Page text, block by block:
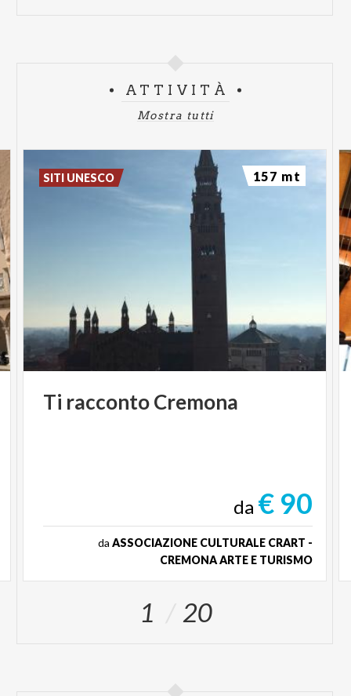
ATTIVITÀ
Mostra tutti
Ti raccontoCremona
da € 90
da ASSOCIAZIONE CULTURALE CRART -
CREMONA ARTE E TURISMO
SITI UNESCO 157 mt
1 20